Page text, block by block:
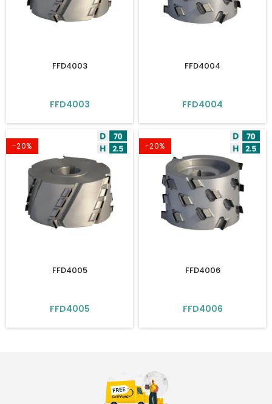
FFD4003
FFD4003
FFD4004
FFD4004
-20%
FFD4005
FFD4005
-20%
FFD4006
FFD4006